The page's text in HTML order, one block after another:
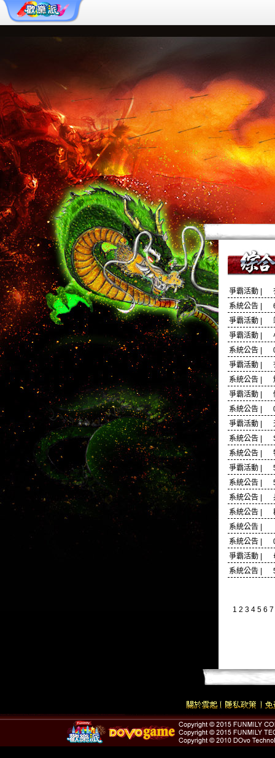
爭霸活動 |
系統公告 |
爭霸活動 |
爭霸活動 |
系統公告 |
爭霸活動 |
系統公告 |
爭霸活動 |
系統公告 |
爭霸活動 |
系統公告 |
系統公告 |
爭霸活動 | 5
系統公告 |
系統公告 |
系統公告 |
系統公告 |
系統公告 |
爭霸活動 |
系統公告 |
1 2 3 4 5 6 7